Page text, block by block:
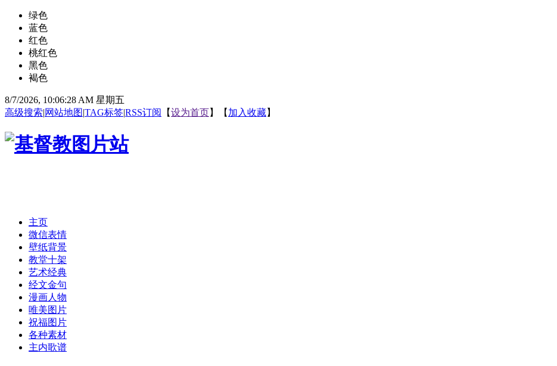
绿色
蓝色
红色
桃红色
黑色
褐色
8/7/2026, 10:06:29 AM 星期五
高级搜索|网站地图|TAG标签|RSS订阅 【设为首页】【 加入收藏】
主页
微信表情
壁纸背景
教堂十架
艺术经典
经文金句
漫画人物
唯美图片
祝福图片
各种素材
主内歌谱